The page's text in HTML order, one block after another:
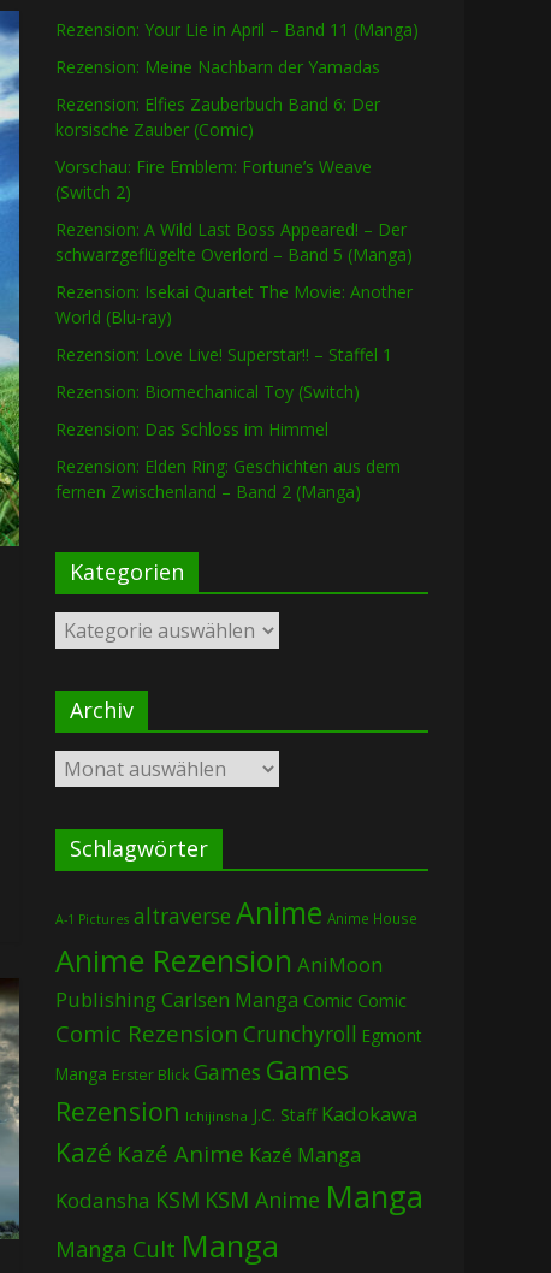
Rezension: Your Lie in April – Band 11 (Manga)
Rezension: Meine Nachbarn der Yamadas
Rezension: Elfies Zauberbuch Band 6: Der
korsische Zauber (Comic)
Vorschau: Fire Emblem: Fortune’s Weave
(Switch 2)
Rezension: A Wild Last Boss Appeared! – Der
schwarzgeflügelte Overlord – Band 5 (Manga)
Rezension: Isekai Quartet The Movie: Another
World (Blu-ray)
Rezension: Love Live! Superstar!! – Staffel 1
Rezension: Biomechanical Toy (Switch)
Rezension: Das Schloss im Himmel
Rezension: Elden Ring: Geschichten aus dem
fernen Zwischenland – Band 2 (Manga)
Kategorien
Kategorien
Archiv
Archiv
Schlagwörter
A-1 Pictures altraverse Anime Anime House
Anime Rezension AniMoon
PublishingCarlsen Manga Comic Comic
Comic Rezension Crunchyroll Egmont
Manga Erster Blick Games Games
Rezension Ichijinsha J.C. Staff Kadokawa
Kazé Kazé Anime Kazé Manga
Kodansha KSM KSM Anime Manga
Manga Cult Manga